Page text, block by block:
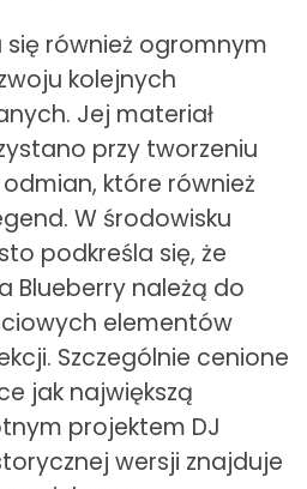
się również ogromnym
kolejnych
Jej materiał
przy tworzeniu
które również
W środowisku
podkreśla się, że
Blueberry należą do
elementów
Szczególnie cenione
jak największą
projektem DJ
wersji znajduje